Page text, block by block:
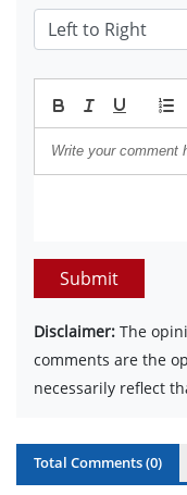
Submit
Disclaimer: The
comments are the
necessarily reflect
Total Comments (0)